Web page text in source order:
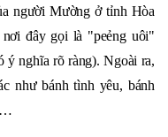
người Mường ở tỉnh Hòa
đây gọi là "peẻng uôi"
ý nghĩa rõ ràng). Ngoài ra,
như bánh tình yêu, bánh